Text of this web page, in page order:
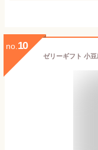
no. 10